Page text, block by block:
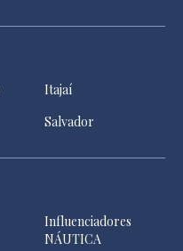
Itajaí
Salvador
Influenciadores
NÁUTICA